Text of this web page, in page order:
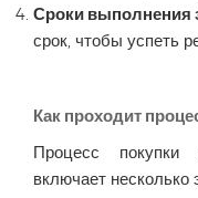
Сроки выполнения
срок, чтобы успеть
Как проходит
Процесс
включает несколько